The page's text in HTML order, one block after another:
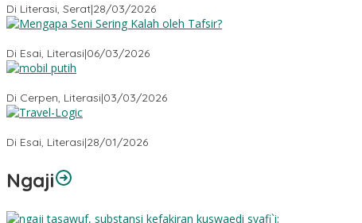
Di Literasi, Serat|28/03/2026
Di Esai, Literasi|06/03/2026
Di Cerpen, Literasi|03/03/2026
Di Esai, Literasi|28/01/2026
Ngaji